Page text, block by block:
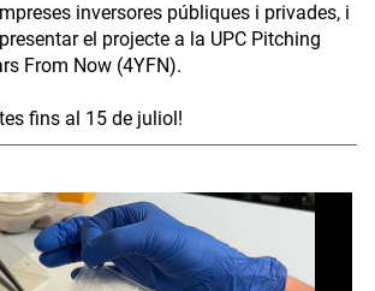
inversores públiques i privades, i
el projecte a la UPC Pitching
From Now (4YFN).
fins al 15 de juliol!